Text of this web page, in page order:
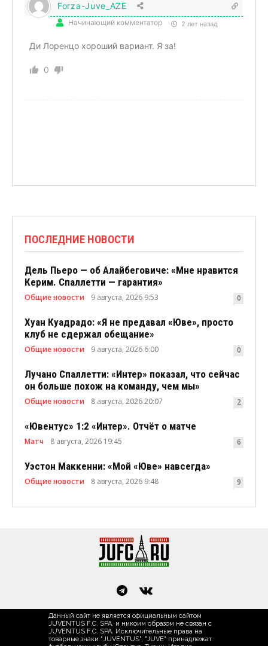
Forza-Juve_AZE
Начинающий комментатор 2 лет назад
Ди Лоренцо хороший вариант. Я за!
0
ПОСЛЕДНИЕ НОВОСТИ
Дель Пьеро — об Алайбеговиче: «Мне нравится
Керим. Спаллетти — гарантия»
Общие новости 9 августа, 2026 9:53 0
Хуан Куадрадо: «Я не предавал «Юве», просто
клуб не сдержал обещание»
Общие новости 9 августа, 2026 6:00 0
Лучано Спаллетти: «Интер» показал, что сейчас
он больше похож на команду, чем мы»
Общие новости 8 августа, 2026 20:07 2
«Ювентус» 1:2 «Интер». Отчёт о матче
Матч 8 августа, 2026 19:45 6
Уэстон Маккенни: «Мой «Юве» навсегда»
Общие новости 8 августа, 2026 9:48 9
Данный сайт не является официальным сайтом
JUVENTUS F.C. SPA, и никоим образом не связан с
JUVENTUS F.C. SPA. Исключительные права на
товарные знаки "JUVENTUS", "JUVE" принадлежат